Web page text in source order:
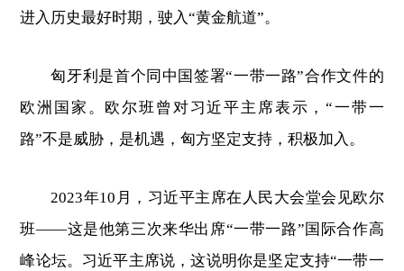
进入历史最好时期，驶入“黄金航道”。
匈牙利是首个同中国签署“一带一路”合作文件的
欧洲国家。欧尔班曾对习近平主席表示，“一带一
路”不是威胁，是机遇，匈方坚定支持，积极加入。
2023年10月，习近平主席在人民大会堂会见欧尔
班——这是他第三次来华出席“一带一路”国际合作高
峰论坛。习近平主席说，这说明你是坚定支持“一带一